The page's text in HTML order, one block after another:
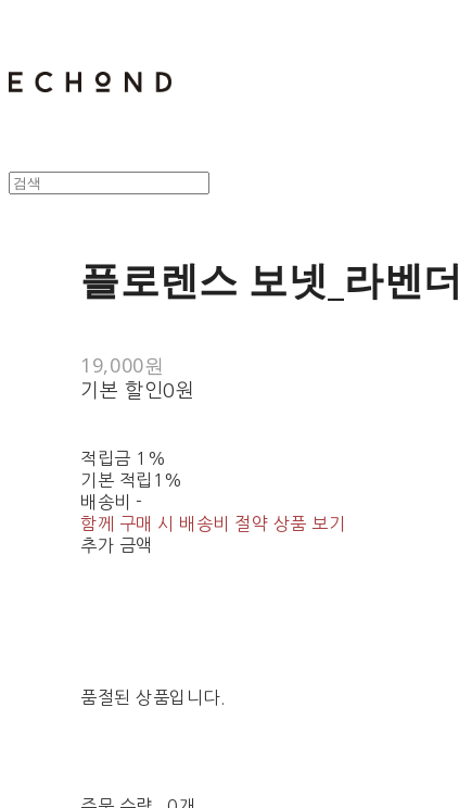
플로렌스 보넷_라벤더
19,000원
기본 할인0원
적립금 1%
기본 적립 1%
배송비 -
함께 구매 시 배송비 절약 상품 보기
추가 금액
품절된 상품입니다.